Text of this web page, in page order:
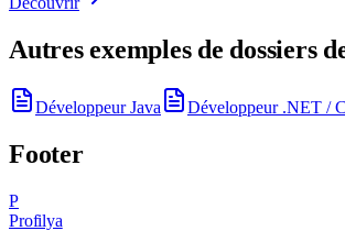
Autres exemples de dossiers
Développeur Java Développeur .NET /
Footer
P
Profilya